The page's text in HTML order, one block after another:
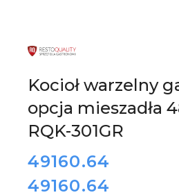
LOGO
PRODUCENTA
ZAUTOMATYZOWANYCH
URZĄDZEŃ
DLA
GASTRONOMII
RESTO
QUALITY
Kocioł warzelny
opcja mieszadła
RQK-301GR
cena:
49160.64
Cena:
49160.64